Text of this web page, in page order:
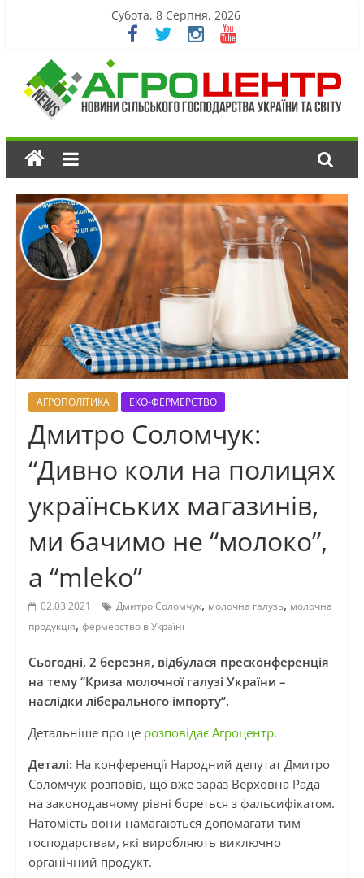
Субота, 8 Серпня, 2026
АГРОПОЛІТИКА ЕКО-ФЕРМЕРСТВО
Дмитро Соломчук:
“Дивно коли на полицях
українських магазинів,
ми бачимо не “молоко”,
а “mleko”
02.03.2021 Дмитро Соломчук, молочна галузь, молочна
продукція, фермерство в Україні
Сьогодні, 2 березня, відбулася пресконференція
на тему “Криза молочної галузі України –
наслідки ліберального імпорту”.
Детальніше про це розповідає Агроцентр.
Деталі: На конференції Народний депутат Дмитро
Соломчук розповів, що вже зараз Верховна Рада
на законодавчому рівні бореться з фальсифікатом.
Натомість вони намагаються допомагати тим
господарствам, які виробляють виключно
органічний продукт.